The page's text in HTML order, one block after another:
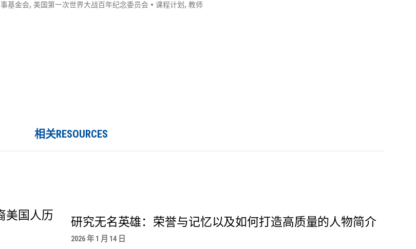
基金会, 美国第一次世界大战百年纪念委员会 • 课程计划 , 教师
相关RESOURCES
美国人历
研究无名英雄：荣誉与记忆以及如何打造高质量的人物简介
2026 年 1 月 14 日